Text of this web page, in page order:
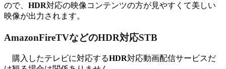
ので、 HDR対応の映像コンテンツの方が見やすくて美しい
映像が出力されます。
AmazonFireTVなどのHDR対応STB
購入したテレビに対応するHDR対応動画配信サービスだ